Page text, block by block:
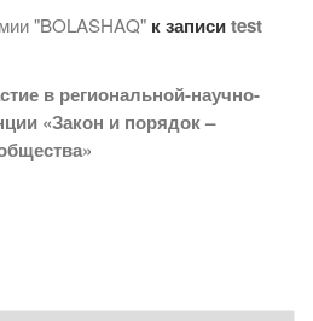
"BOLASHAQ" к записиtest
в региональной-научно-
«Закон и порядок –